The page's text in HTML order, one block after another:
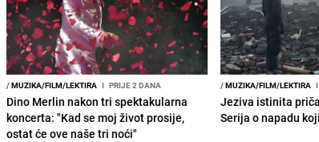
/MUZIKA/FILM/LEKTIRA I PRIJE 2 DANA
Dino Merlin nakon tri spektakularna
koncerta: "Kad se moj život prosije,
ostat će ove naše tri noći"
/MUZIKA/FILM/LEKTIRA I
Jeziva istinita
Serija o napadu